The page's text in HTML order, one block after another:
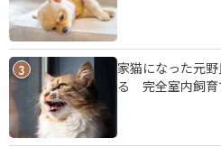
3
家猫になった元
る 完全室内飼育